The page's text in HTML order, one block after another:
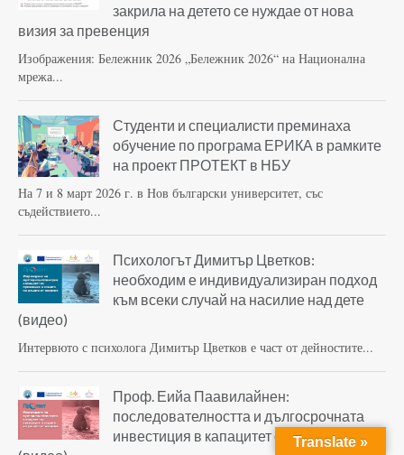
закрила на детето се нуждае от нова
визия за превенция
Изображения: Бележник 2026 „Бележник 2026“ на Национална
мрежа...
Студенти и специалисти преминаха
обучение по програма ЕРИКА в рамките
на проект ПРОТЕКТ в НБУ
На 7 и 8 март 2026 г. в Нов български университет, със
съдействието...
Психологът Димитър Цветков:
необходим е индивидуализиран подход
към всеки случай на насилие над дете
(видео)
Интервюто с психолога Димитър Цветков е част от дейностите...
Проф. Еийа Паавилайнен:
последователността и дългосрочната
инвестиция в капацитет са ключови
Translate »